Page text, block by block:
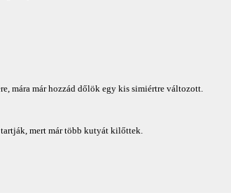
mára már hozzád dőlök egy kis simiértre változott.
mert már több kutyát kilőttek.